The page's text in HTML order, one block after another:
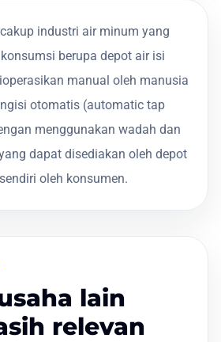
industri air minum yang
berupa depot air isi
manual oleh manusia
otomatis (automatic tap
menggunakan wadah dan
dapat disediakan oleh depot
oleh konsumen.
lain
relevan